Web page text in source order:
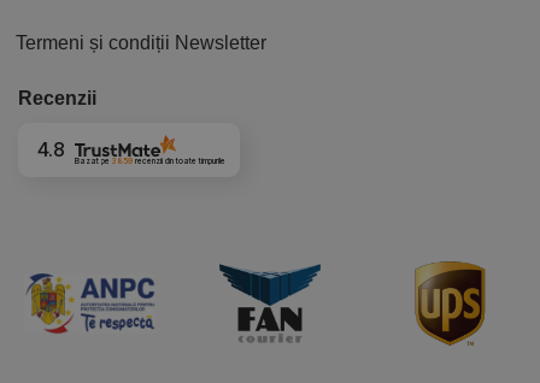
Termeni și condiții Newsletter
Recenzii
4.8 Bazat pe 3859 recenziidin toate timpurile